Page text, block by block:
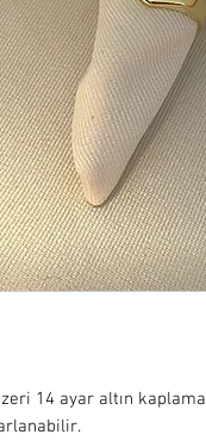
14 ayar altın kaplama